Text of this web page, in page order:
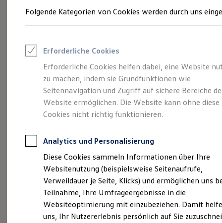
Junge Gebrauchtwagen und Gebrauchtwagen
Saisonangebote
Leasing
Leasing-Angebote
Gebrauchtwagen Leasing
Junge Gebrauchtwagen-Leasing
Elektroauto Leasing
Kleinwagen-Leasing
Leasing ohne Anzahlung
Autokredit mit Schlussrate
Versicherungen und Garantien
Kfz-Versicherung
Restschuldversicherungen
Garantien
Wartungsverträge
Geschäftskunden
Professional Class bei Volkswagen
Großkunden
Behörden
So geht neu.
Entdecken Sie jetzt
den neuen ID.3 Neo!
Folgende Kategorien von Cookies werden durch uns
Erforderliche Cookies
Erforderliche Cookies helfen dabei, eine Website
zu machen, indem sie Grundfunktionen wie
Seitennavigation und Zugriff auf sichere Bereiche
Website ermöglichen. Die Website kann ohne diese
Cookies nicht richtig funktionieren.
Analytics und Personalisierung
Diese Cookies sammeln Informationen über Ihre
Websitenutzung (beispielsweise Seitenaufrufe,
Verweildauer je Seite, Klicks) und ermöglichen uns
Teilnahme, Ihre Umfrageergebnisse in die
Websiteoptimierung mit einzubeziehen. Damit
uns, Ihr Nutzererlebnis persönlich auf Sie